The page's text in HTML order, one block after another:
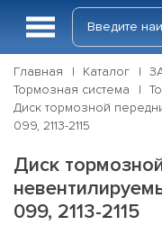
Главная Каталог
Тормозная система
Диск тормозной
099, 2113-2115
Диск
099, 2113-2115